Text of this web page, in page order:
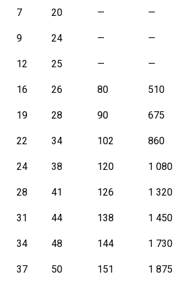
7 20 —
—
9 24 —
—
12 25 —
—
16 26 80
510
19 28 90
675
22 34 102
860
24 38 120
1 080
28 41 126
1 320
31 44 138
1 450
34 48 144
1 730
37 50 151
1 875